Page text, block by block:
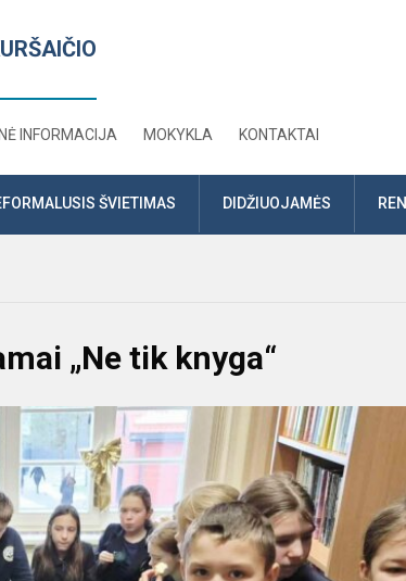
INFORMACIJA MOKYKLA KONTAKTAI
ŠVIETIMAS DIDŽIUOJAMĖS
„Ne tik knyga“